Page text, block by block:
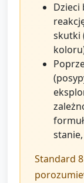
skutki
stanie,
Standard